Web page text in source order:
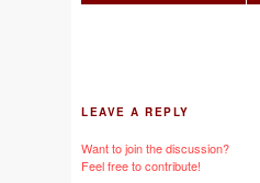
LEAVE A REPLY
Want to join the discussion?
Feel free to contribute!